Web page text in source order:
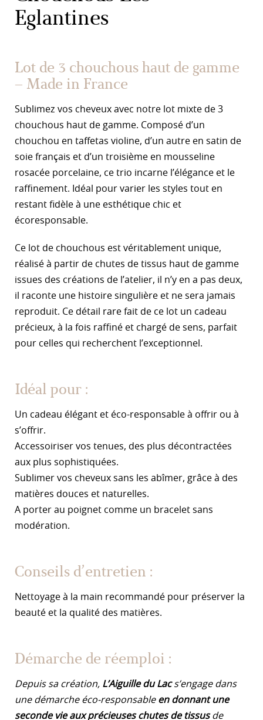
Eglantines
Lot de 3 chouchous haut de gamme
– Made in France
Sublimez vos cheveux avec notre lot mixte de 3
chouchous haut de gamme. Composé d’un
chouchou en taffetas violine, d’un autre en satin de
soie français et d’un troisième en mousseline
rosacée porcelaine, ce trio incarne l’élégance et le
raffinement. Idéal pour varier les styles tout en
restant fidèle à une esthétique chic et
écoresponsable.
Ce lot de chouchous est véritablement unique,
réalisé à partir de chutes de tissus haut de gamme
issues des créations de l’atelier, il n’y en a pas deux,
il raconte une histoire singulière et ne sera jamais
reproduit. Ce détail rare fait de ce lot un cadeau
précieux, à la fois raffiné et chargé de sens, parfait
pour celles qui recherchent l’exceptionnel.
Idéal pour :
Un cadeau élégant et éco-responsable à offrir ou à
s’offrir.
Accessoiriser vos tenues, des plus décontractées
aux plus sophistiquées.
Sublimer vos cheveux sans les abîmer, grâce à des
matières douces et naturelles.
A porter au poignet comme un bracelet sans
modération.
Conseils d’entretien :
Nettoyage à la main recommandé pour préserver la
beauté et la qualité des matières.
Démarche de réemploi :
Depuis sa création, L’Aiguille du Lacs’engage dans
une démarche éco-responsable en donnant une
seconde vie aux précieuses chutes de tissusde